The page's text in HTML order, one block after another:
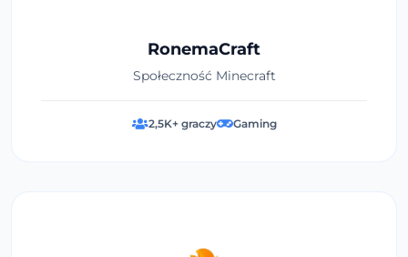
RonemaCraft
Społeczność Minecraft
2,5K+ graczy Gaming